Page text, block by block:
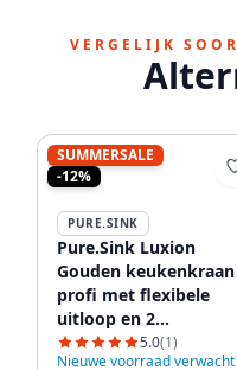
VERGELIJK
SUMMERSALE
-12%
PURE.SINK
Pure.Sink Luxion
Gouden keukenkraan
profi met flexibele
uitloop en 2
straalsoorten
5.0(1)
Nieuwe voorraad verwacht